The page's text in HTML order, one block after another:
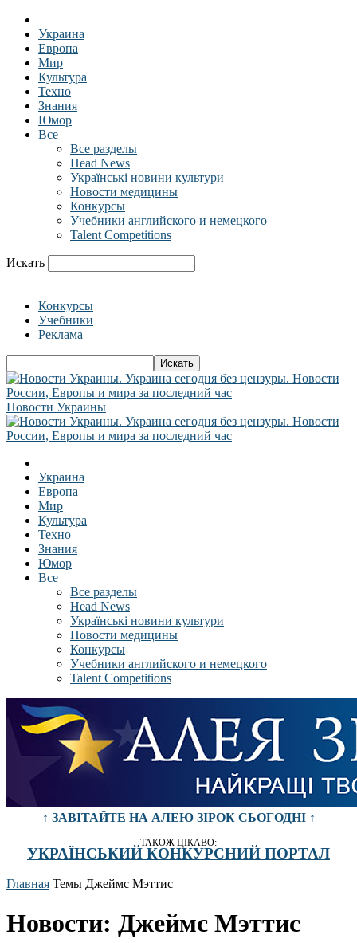
Украина
Европа
Мир
Культура
Техно
Знания
Юмор
Все
Все разделы
Head News
Українські новини культури
Новости медицины
Конкурсы
Учебники английского и немецкого
Talent Competitions
Искать
Конкурсы
Учебники
Реклама
Новости Украины
Украина
Европа
Мир
Культура
Техно
Знания
Юмор
Все
Все разделы
Head News
Українські новини культури
Новости медицины
Конкурсы
Учебники английского и немецкого
Talent Competitions
↑ ЗАВІТАЙТЕ НА АЛЕЮ ЗІРОК СЬОГОДНІ ↑
ТАКОЖ ЦІКАВО:
УКРАЇНСЬКИЙ КОНКУРСНИЙ ПОРТАЛ
Главная Темы Джеймс Мэттис
Новости: Джеймс Мэттис